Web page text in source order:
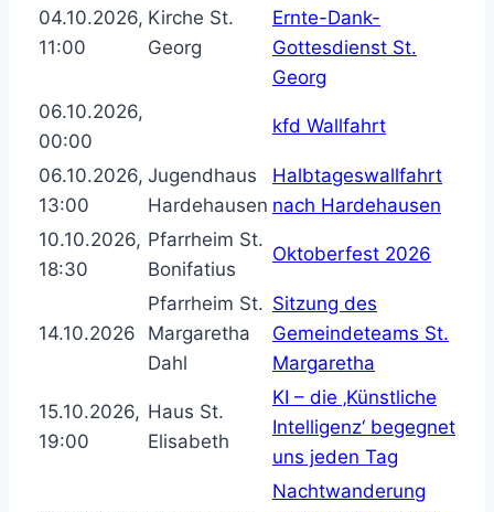
04.10.2026,
11:00
Kirche St.
Georg
Ernte-Dank-
Gottesdienst St.
Georg
06.10.2026,
00:00
kfd Wallfahrt
06.10.2026,
13:00
Jugendhaus
Hardehausen
Halbtageswallfahrt
nach Hardehausen
10.10.2026,
18:30
Pfarrheim St.
Bonifatius
Oktoberfest 2026
14.10.2026
Pfarrheim St.
Margaretha
Dahl
Sitzung des
Gemeindeteams St.
Margaretha
15.10.2026,
19:00
Haus St.
Elisabeth
KI – die ‚Künstliche
Intelligenz‘ begegnet
uns jeden Tag
Nachtwanderung